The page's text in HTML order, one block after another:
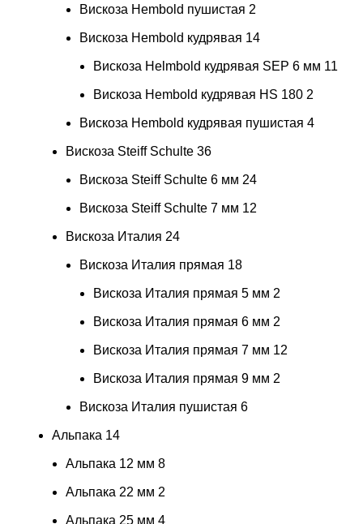
Вискоза Hembold пушистая 2
Вискоза Hembold кудрявая 14
Вискоза Helmbold кудрявая SEP 6 мм 11
Вискоза Hembold кудрявая HS 180 2
Вискоза Hembold кудрявая пушистая 4
Вискоза Steiff Schulte 36
Вискоза Steiff Schulte 6 мм 24
Вискоза Steiff Schulte 7 мм 12
Вискоза Италия 24
Вискоза Италия прямая 18
Вискоза Италия прямая 5 мм 2
Вискоза Италия прямая 6 мм 2
Вискоза Италия прямая 7 мм 12
Вискоза Италия прямая 9 мм 2
Вискоза Италия пушистая 6
Альпака 14
Альпака 12 мм 8
Альпака 22 мм 2
Альпака 25 мм 4